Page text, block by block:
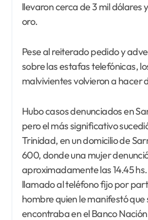
llevaron cerca de 3 mil dólares
oro.
Pese al reiterado pedido y
sobre las estafas telefónicas,
malvivientes volvieron a hacer
Hubo casos denunciados en
pero el más significativo
Trinidad, en un domicilio de
600, donde una mujer
aproximadamente las 14.45
llamado al teléfono fijo por
hombre quien le manifestó que
encontraba en el Banco